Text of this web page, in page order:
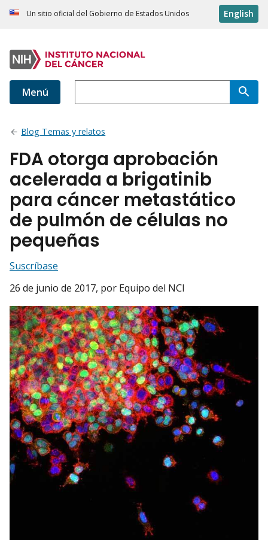
Un sitio oficial del Gobierno de Estados Unidos English
Menú
Blog Temas y relatos
FDA otorga aprobación
acelerada a brigatinib
para cáncer metastático
de pulmón de células no
pequeñas
Suscríbase
26 de junio de 2017, por Equipo del NCI